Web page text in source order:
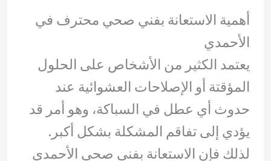
أهمية الاستعانة بفني صحي محترف في
الأحمدي
يعتمد الكثير من الأشخاص على الحلول
المؤقتة أو الإصلاحات العشوائية عند
حدوث أي عطل في السباكة، وهو أمر قد
يؤدي إلى تفاقم المشكلة بشكل أكبر.
لذلك فإن الاستعانة بفني صحي الأحمدي